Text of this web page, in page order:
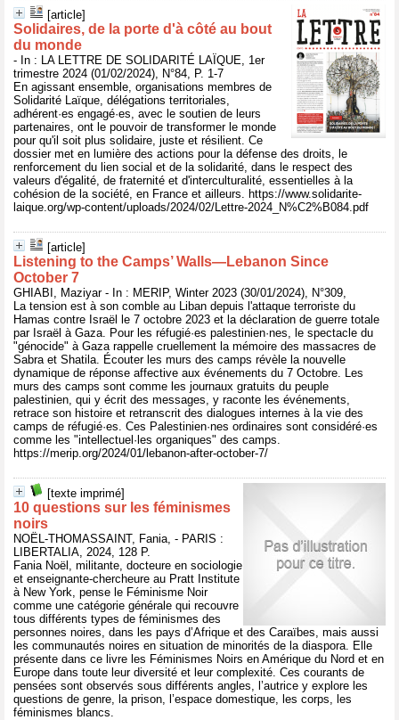
[article]
Solidaires, de la porte d'à côté au bout
du monde
- In : LA LETTRE DE SOLIDARITÉ LAÏQUE, 1er
trimestre 2024 (01/02/2024), N°84, P. 1-7
En agissant ensemble, organisations membres de
Solidarité Laïque, délégations territoriales,
adhérent·es engagé·es, avec le soutien de leurs
partenaires, ont le pouvoir de transformer le monde
pour qu'il soit plus solidaire, juste et résilient. Ce
dossier met en lumière des actions pour la défense des droits, le
renforcement du lien social et de la solidarité, dans le respect des
valeurs d'égalité, de fraternité et d'interculturalité, essentielles à la
cohésion de la société, en France et ailleurs. https://www.solidarite-
laique.org/wp-content/uploads/2024/02/Lettre-2024_N%C2%B084.pdf
[article]
Listening to the Camps’ Walls—Lebanon Since
October 7
GHIABI, Maziyar - In : MERIP, Winter 2023 (30/01/2024), N°309,
La tension est à son comble au Liban depuis l'attaque terroriste du
Hamas contre Israël le 7 octobre 2023 et la déclaration de guerre totale
par Israël à Gaza. Pour les réfugié·es palestinien·nes, le spectacle du
"génocide" à Gaza rappelle cruellement la mémoire des massacres de
Sabra et Shatila. Écouter les murs des camps révèle la nouvelle
dynamique de réponse affective aux événements du 7 Octobre. Les
murs des camps sont comme les journaux gratuits du peuple
palestinien, qui y écrit des messages, y raconte les événements,
retrace son histoire et retranscrit des dialogues internes à la vie des
camps de réfugié·es. Ces Palestinien·nes ordinaires sont considéré·es
comme les "intellectuel·les organiques" des camps.
https://merip.org/2024/01/lebanon-after-october-7/
[texte imprimé]
10 questions sur les féminismes
noirs
NOËL-THOMASSAINT, Fania, - PARIS :
LIBERTALIA, 2024, 128 P.
Fania Noël, militante, docteure en sociologie
et enseignante-chercheure au Pratt Institute
à New York, pense le Féminisme Noir
comme une catégorie générale qui recouvre
tous différents types de féminismes des
personnes noires, dans les pays d’Afrique et des Caraïbes, mais aussi
les communautés noires en situation de minorités de la diaspora. Elle
présente dans ce livre les Féminismes Noirs en Amérique du Nord et en
Europe dans toute leur diversité et leur complexité. Ces courants de
pensées sont observés sous différents angles, l’autrice y explore les
questions de genre, la prison, l’espace domestique, les corps, les
féminismes blancs.